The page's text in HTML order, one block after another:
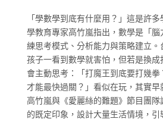
「學數學到底有什麼用？」這是許
學教育專家高竹嵐指出，數學是「腦
練思考模式、分析能力與策略建立。
孩子一看到數學就害怕，但若是換
會主動思考：「打魔王到底要打幾
才能最快過關？」看似在玩，其實早
高竹嵐與《愛麗絲的難題》節目團
的既定印象，設計大量生活情境，引